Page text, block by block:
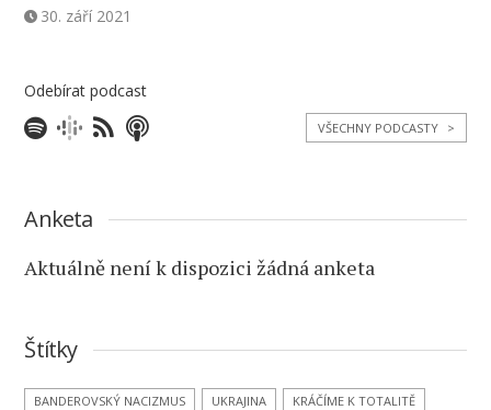
30. září 2021
Odebírat podcast
VŠECHNY PODCASTY >
Anketa
Aktuálně není k dispozici žádná anketa
Štítky
BANDEROVSKÝ NACIZMUS UKRAJINA
KRÁČÍME K TOTALITĚ